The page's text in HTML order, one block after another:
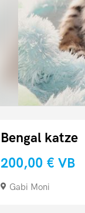
Bengal katze
200,00 € VB
Gabi Moni